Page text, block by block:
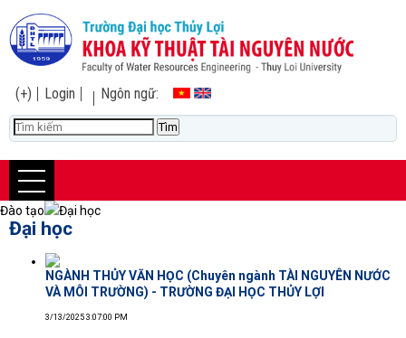
(+) Login Ngôn ngữ:
Đào tạo Đại học
Đại học
NGÀNH THỦY VĂN HỌC (Chuyên ngành TÀI NGUYÊN NƯỚC
VÀ MÔI TRƯỜNG) - TRƯỜNG ĐẠI HỌC THỦY LỢI
3/13/2025 3:07:00 PM